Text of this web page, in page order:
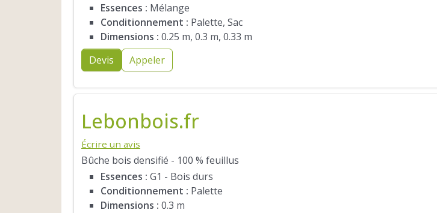
Essences : Mélange
Conditionnement : Palette, Sac
Dimensions : 0.25 m, 0.3 m, 0.33 m
Devis
Appeler
Lebonbois.fr
Écrire un avis
Bûche bois densifié - 100 % feuillus
Essences : G1 - Bois durs
Conditionnement : Palette
Dimensions : 0.3 m